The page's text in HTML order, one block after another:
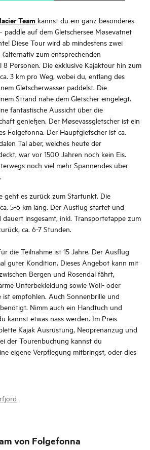
Team kannst du ein ganz besonderes
paddle auf dem Gletschersee Møsevatnet
Diese Tour wird ab mindestens zwei
zum entsprechenden
8 Personen. Die exklusive Kajaktour hin zum
3 km pro Weg, wobei du, entlang des
Gletscherwasser paddelst. Die
Strand nahe dem Gletscher eingelegt.
fantastische Aussicht über die
genießen. Der Møsevassgletscher ist ein
Folgefonna. Der Hauptgletscher ist ca.
Tal aber, welches heute der
war vor 1500 Jahren noch kein Eis.
noch viel mehr Spannendes über
geht es zurück zum Startunkt. Die
5-6 km lang. Der Ausflug startet und
insgesamt, inkl. Transportetappe zum
ca. 6-7 Stunden.
die Teilnahme ist 15 Jahre. Der Ausflug
guter Kondition. Dieses Angebot kann mit
Bergen und Rosendal fährt,
Unterbekleidung sowie Woll- oder
ist empfohlen. Auch Sonnenbrille und
Nimm auch ein Handtuch und
kannst etwas nass werden. Im Preis
Kajak Ausrüstung, Neoprenanzug und
der Tourenbuchung kannst du
eigene Verpflegung mitbringst, oder dies
von Folgefonna